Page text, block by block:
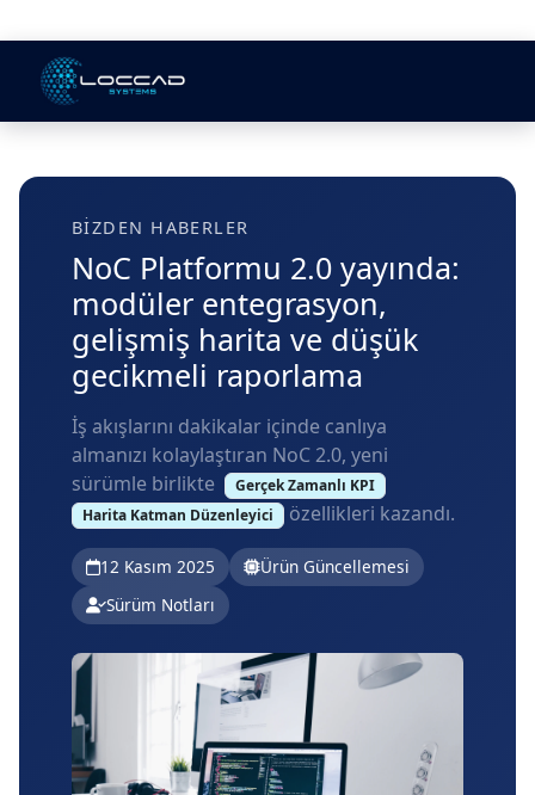
BIZDEN HABERLER
NoC Platformu 2.0 yayında:
modüler entegrasyon,
gelişmiş harita ve düşük
gecikmeli raporlama
İş akışlarını dakikalar içinde canlıya
almanızı kolaylaştıran NoC 2.0, yeni
sürümle birlikte
Gerçek Zamanlı KPI
Harita Katman Düzenleyici özellikleri kazandı.
12 Kasım 2025
Ürün Güncellemesi
Sürüm Notları